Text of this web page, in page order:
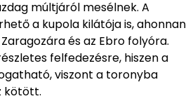
múltjáról mesélnek. A
a kupola kilátója is, ahonnan
és az Ebro folyóra.
felfedezésre, hiszen a
viszont a toronyba
kötött.